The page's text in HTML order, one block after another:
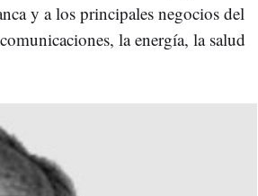
y a los principales negocios del
la energía, la salud